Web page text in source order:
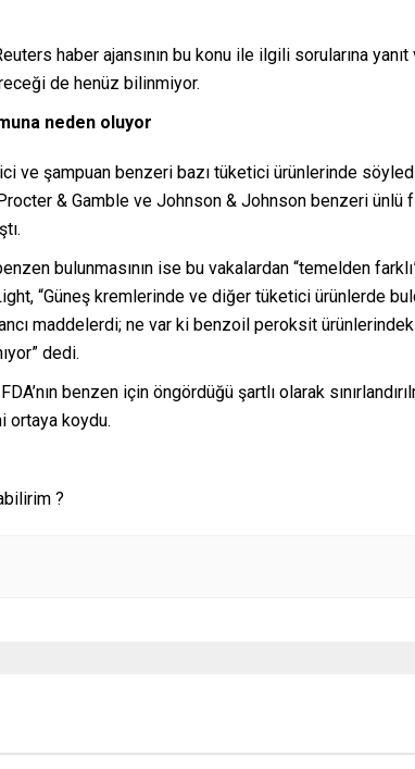
haber ajansının bu konu ile ilgili sorularına yanıt
de henüz bilinmiyor.
neden oluyor
ve şampuan benzeri bazı tüketici ürünlerinde
& Gamble ve Johnson & Johnson benzeri ünlü
bulunmasının ise bu vakalardan “temelden
“Güneş kremlerinde ve diğer tüketici ürünlerde
maddelerdi; ne var ki benzoil peroksit
dedi.
benzen için öngördüğü şartlı olarak
ortaya koydu.
?